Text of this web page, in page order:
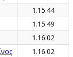
1.15.44
1.15.49
1.16.02
1.16.02